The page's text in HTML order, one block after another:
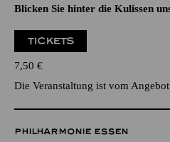
Blicken Sie hinter die Kulissen
TICKETS
7,50 €
Die Veranstaltung ist vom
PHILHARMONIE ESSEN